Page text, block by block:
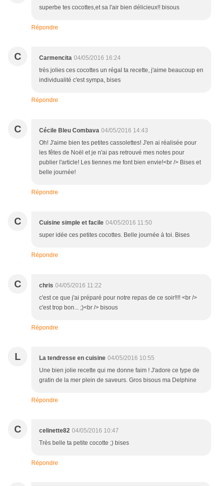
superbe tes cocottes,et sa l'air bien délicieux!! bisous
Répondre
C Carmencita 04/05/2016 16:24
très jolies ces cocottes un régal ta recette, j'aime beaucoup en
individualité c'est sympa, bises
Répondre
C Cécile Bleu Combava 04/05/2016 14:43
Oh! J'aime bien tes petites cassolettes! J'en ai réalisée pour
les fêtes de Noël et je n'ai pas retrouvé mes notes pour
publier l'article! Les tiennes me font bien envie!<br /> Bises et
belle journée!
Répondre
C Cuisine simple et facile 04/05/2016 11:50
super idée ces petites cocottes. Belle journée à toi. Bises
Répondre
C chris 04/05/2016 11:22
c'est ce que j'ai préparé pour notre repas de ce soir!!!! <br />
c'est trop bon... ;)<br /> bisous
Répondre
L La tendresse en cuisine 04/05/2016 10:55
Une bien jolie recette qui me donne faim ! J'adore ce type de
gratin de la mer plein de saveurs. Gros bisous ma Delphine
Répondre
C celinette82 04/05/2016 10:47
Très belle ta petite cocotte ;) bises
Répondre